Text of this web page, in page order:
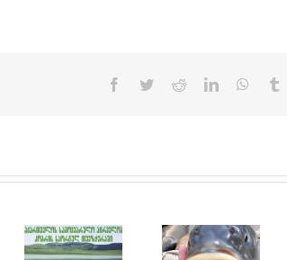
Facebook
TwitterRedditLinkedIn
CarpFishing –
Feeder – მე3